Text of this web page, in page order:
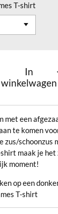
T-shirt
In
winkelwagen
met een
te komen
zus/schoonzus
maak je het
moment!
op een
T-shirt